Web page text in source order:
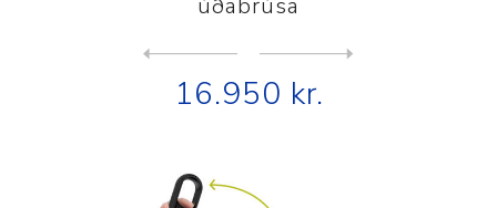
úðabrúsa
16.950 kr.